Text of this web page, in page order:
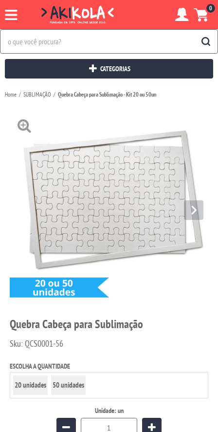
0
CATEGORIAS
Home SUBLIMAÇÃO Quebra Cabeça para Sublimação - Kit 20 ou 50un
Quebra Cabeça para Sublimação
Sku: QCS0001-56
ESCOLHA A QUANTIDADE
20 unidades 50 unidades
Unidade: un